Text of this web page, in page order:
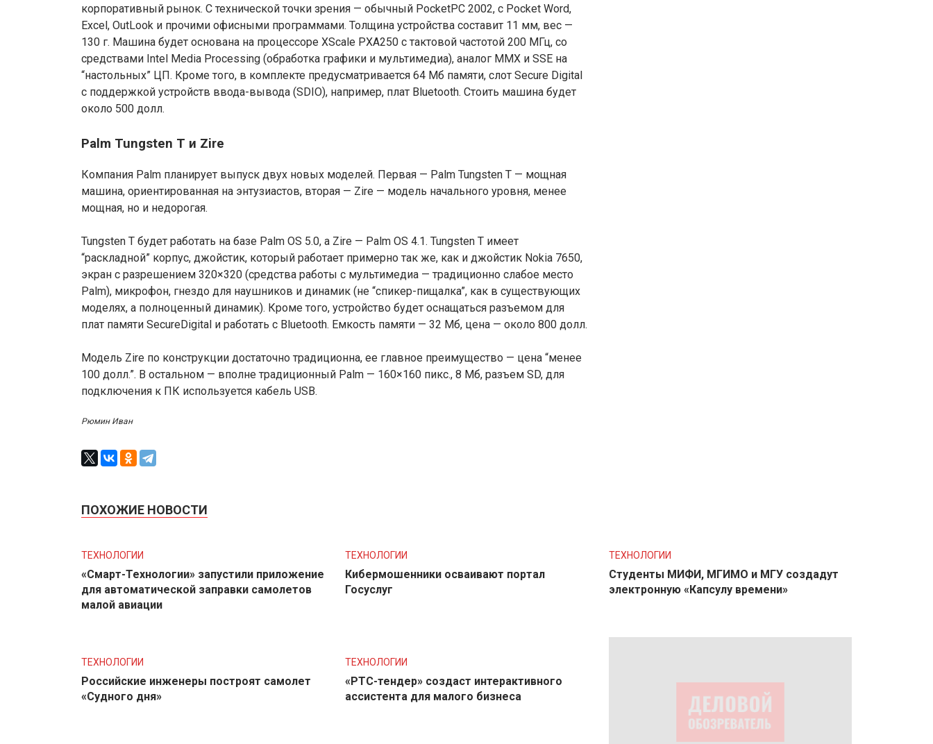
корпоративный рынок. С технической точки зрения — обычный PocketPC 2002, с Pocket Word,
Excel, OutLook и прочими офисными программами. Толщина устройства составит 11 мм, вес —
130 г. Машина будет основана на процессоре XScale PXA250 с тактовой частотой 200 МГц, со
средствами Intel Media Processing (обработка графики и мультимедиа), аналог MMX и SSE на
“настольных” ЦП. Кроме того, в комплекте предусматривается 64 Мб памяти, слот Secure Digital
с поддержкой устройств ввода-вывода (SDIO), например, плат Bluetooth. Стоить машина будет
около 500 долл.
Palm Tungsten T и Zire
Компания Palm планирует выпуск двух новых моделей. Первая — Palm Tungsten T — мощная
машина, ориентированная на энтузиастов, вторая — Zire — модель начального уровня, менее
мощная, но и недорогая.
Tungsten T будет работать на базе Palm OS 5.0, а Zire — Palm OS 4.1. Tungsten T имеет
“раскладной” корпус, джойстик, который работает примерно так же, как и джойстик Nokia 7650,
экран с разрешением 320×320 (средства работы с мультимедиа — традиционно слабое место
Palm), микрофон, гнездо для наушников и динамик (не “спикер-пищалкa”, как в существующих
моделях, а полноценный динамик). Кроме того, устройство будет оснащаться разъемом для
плат памяти SecureDigital и работать с Bluetooth. Емкость памяти — 32 Мб, цена — около 800 долл.
Модель Zire по конструкции достаточно традиционна, ее главное преимущество — цена “менее
100 долл.”. В остальном — вполне традиционный Palm — 160×160 пикс., 8 Мб, разъем SD, для
подключения к ПК используется кабель USB.
Рюмин Иван
ПОХОЖИЕ НОВОСТИ
ТЕХНОЛОГИИ
«Смарт-Технологии» запустили приложение
для автоматической заправки самолетов
малой авиации
ТЕХНОЛОГИИ
Кибермошенники осваивают портал
Госуслуг
ТЕХНОЛОГИИ
Студенты МИФИ, МГИМО и МГУ создадут
электронную «Капсулу времени»
ТЕХНОЛОГИИ
Российские инженеры построят самолет
«Судного дня»
ТЕХНОЛОГИИ
«РТС-тендер» создаст интерактивного
ассистента для малого бизнеса